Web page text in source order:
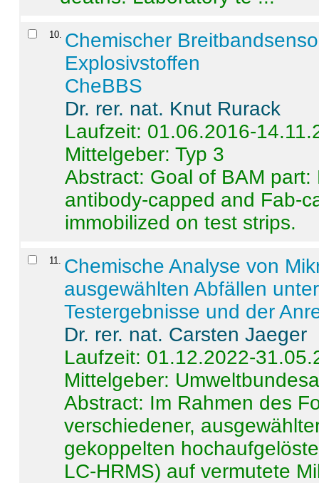
10 Chemischer
Explosivstoffen
CheBBS
Dr. rer. nat. Knut Rurack
Laufzeit: 01.06.2016-
Mittelgeber: Typ 3
Abstract: Goal of BAM
antibody-capped and Fab-
immobilized on test strips.
11
Chemische Analyse von
ausgewählten Abfällen
Testergebnisse und der
Dr. rer. nat. Carsten Jaeger
Laufzeit: 01.12.2022-
Mittelgeber:
Abstract: Im Rahmen des
verschiedener,
gekoppelten
LC-HRMS) auf vermutete